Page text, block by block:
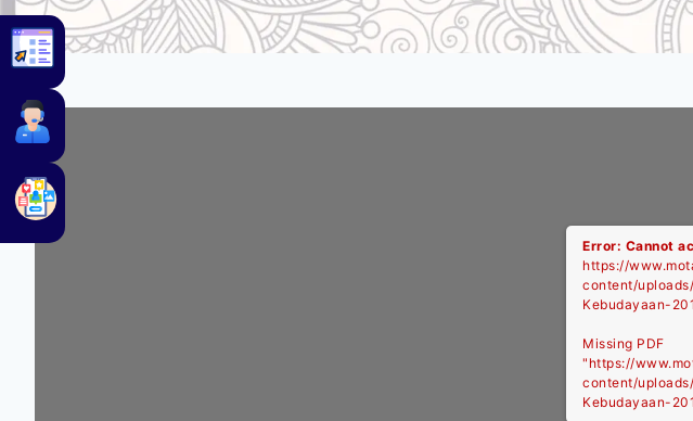
Error: Cannot
https://
content/
Kebudayaan-
Missing PDF
"https://
content/
Kebudayaan-